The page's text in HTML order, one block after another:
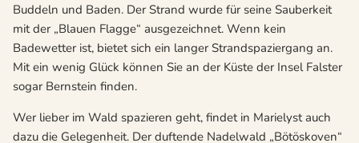
Buddeln und Baden. Der Strand wurde für seine Sauberkeit
mit der „Blauen Flagge“ ausgezeichnet. Wenn kein
Badewetter ist, bietet sich ein langer Strandspaziergang an.
Mit ein wenig Glück können Sie an der Küste der Insel Falster
sogar Bernstein finden.
Wer lieber im Wald spazieren geht, findet in Marielyst auch
dazu die Gelegenheit. Der duftende Nadelwald „Bötöskoven“